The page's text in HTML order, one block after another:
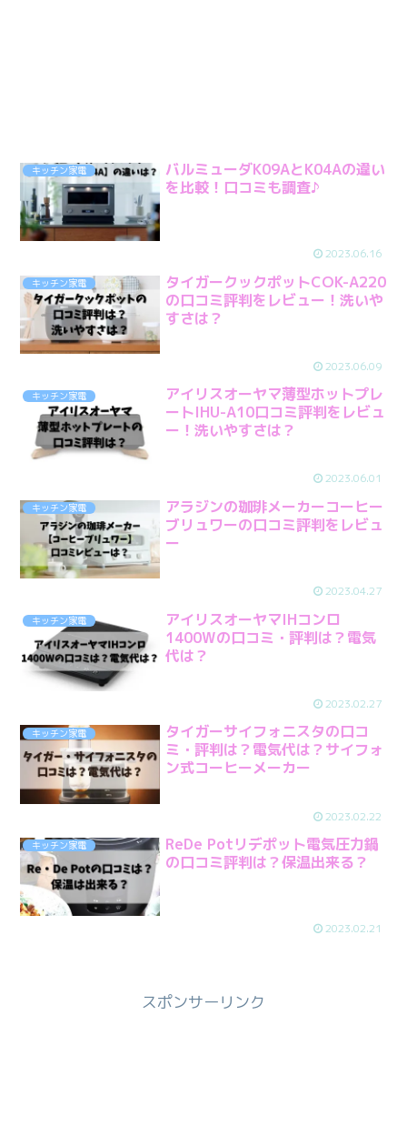
キッチン家電
バルミューダK09AとK04Aの違い
を比較！口コミも調査♪
2023.06.16
キッチン家電
タイガークックポットCOK-A220
の口コミ評判をレビュー！洗いや
すさは？
2023.06.09
キッチン家電
アイリスオーヤマ薄型ホットプレ
ートIHU-A10口コミ評判をレビュ
ー！洗いやすさは？
2023.06.01
キッチン家電
アラジンの珈琲メーカーコーヒー
ブリュワーの口コミ評判をレビュ
ー
2023.04.27
キッチン家電
アイリスオーヤマIHコンロ
1400Wの口コミ・評判は？電気
代は？
2023.02.27
キッチン家電
タイガーサイフォニスタの口コ
ミ・評判は？電気代は？サイフォ
ン式コーヒーメーカー
2023.02.22
キッチン家電
ReDe Potリデポット電気圧力鍋
の口コミ評判は？保温出来る？
2023.02.21
スポンサーリンク